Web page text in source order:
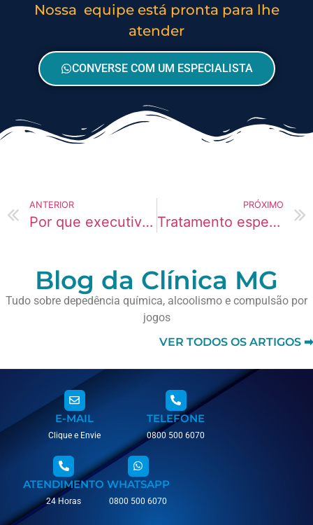
Nossa equipe está pronta para lhe
atender
CONVERSE COM UM ESPECIALISTA
ANTERIOR
Por que executivos está usando mais Zolpidem atualmente?
PRÓXIMO
Tratamento especializado para idosos com vício em Compras Compulsivas
Blog da Clínica MG
Tudo sobre depedência química, alcoolismo e compulsão por
jogos
VER TODOS OS ARTIGOS ➡
E-MAIL
Clique e Envie
TELEFONE
0800 500 6070
ATENDIMENTO
24 Horas
WHATSAPP
0800 500 6070